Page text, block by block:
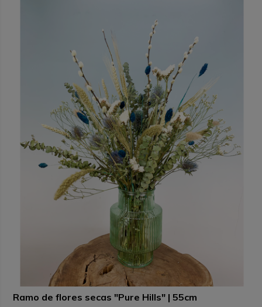
Ramo de flores secas "Pure Hills" | 55cm